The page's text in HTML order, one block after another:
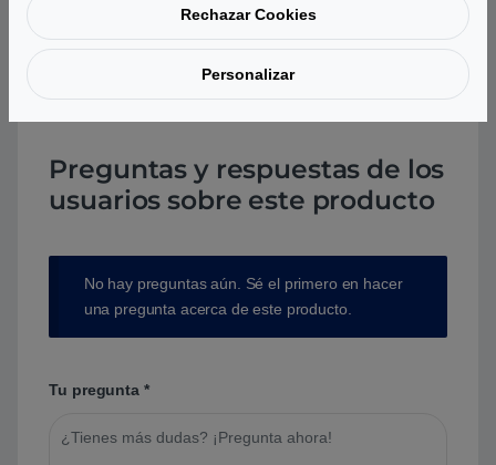
Aún no hay reseñas.
Preguntas y respuestas de los
usuarios sobre este producto
No hay preguntas aún. Sé el primero en hacer
una pregunta acerca de este producto.
Tu pregunta *
Rechazar Cookies
Personalizar